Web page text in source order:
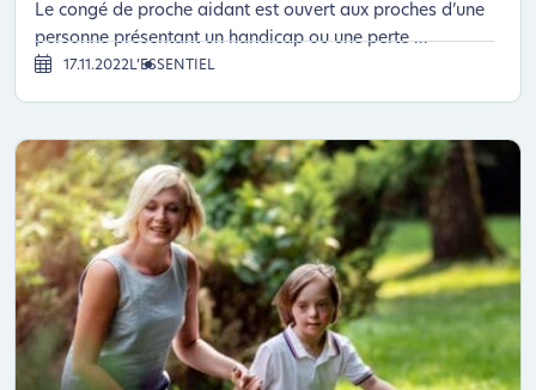
Le congé de proche aidant est ouvert aux proches d’une
personne présentant un handicap ou une perte ...
17.11.2022L’ESSENTIEL